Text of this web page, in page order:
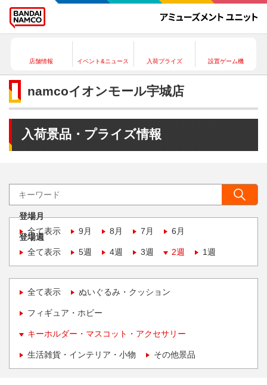
店舗情報 イベント&ニュース 入荷プライズ 設置ゲーム機
namcoイオンモール宇城店
入荷景品・プライズ情報
登場月
全て表示
9月 8月 7月 6月
登場週
全て表示
5週 4週 3週 2週 1週
全て表示 ぬいぐるみ・クッション
フィギュア・ホビー
キーホルダー・マスコット・アクセサリー
生活雑貨・インテリア・小物 その他景品